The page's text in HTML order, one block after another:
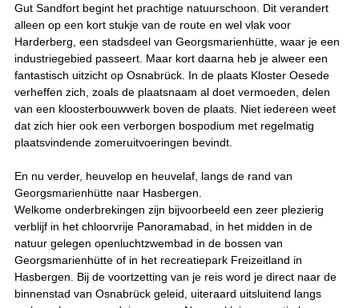
Gut Sandfort begint het prachtige natuurschoon. Dit verandert
alleen op een kort stukje van de route en wel vlak voor
Harderberg, een stadsdeel van Georgsmarienhütte, waar je een
industriegebied passeert. Maar kort daarna heb je alweer een
fantastisch uitzicht op Osnabrück. In de plaats Kloster Oesede
verheffen zich, zoals de plaatsnaam al doet vermoeden, delen
van een kloosterbouwwerk boven de plaats. Niet iedereen weet
dat zich hier ook een verborgen bospodium met regelmatig
plaatsvindende zomeruitvoeringen bevindt.
En nu verder, heuvelop en heuvelaf, langs de rand van
Georgsmarienhütte naar Hasbergen.
Welkome onderbrekingen zijn bijvoorbeeld een zeer plezierig
verblijf in het chloorvrije Panoramabad, in het midden in de
natuur gelegen openluchtzwembad in de bossen van
Georgsmarienhütte of in het recreatiepark Freizeitland in
Hasbergen. Bij de voortzetting van je reis word je direct naar de
binnenstad van Osnabrück geleid, uiteraard uitsluitend langs